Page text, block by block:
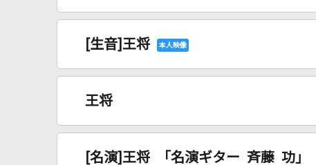
[生音]王将
王将
[名演]王将 「名演ギター 斉藤 功」